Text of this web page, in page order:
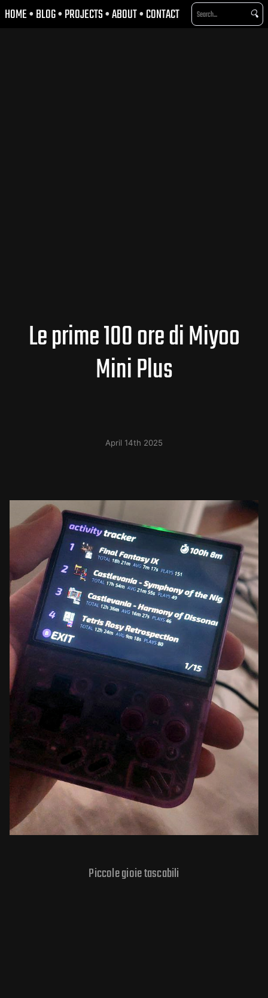
HOME • BLOG• PROJECTS•ABOUT• CONTACT 🔍
Le prime 100 ore di Miyoo
Mini Plus
April 14th 2025
Piccole gioie tascabili